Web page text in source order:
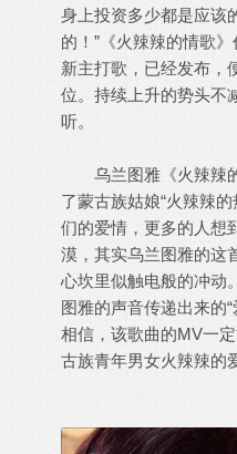
身上投资多少都是应该
的！”《火辣辣的情歌
新主打歌，已经发布，
位。持续上升的势头不
听。
乌兰图雅《火辣辣的
了蒙古族姑娘“火辣辣
们的爱情，更多的人想
漠，其实乌兰图雅的这
心坎里似触电般的冲动
图雅的声音传递出来的“
相信，该歌曲的MV一
古族青年男女火辣辣的